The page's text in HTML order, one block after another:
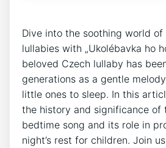
Dive into ​the⁢ soothing world
lullabies with „Ukolébavka ho
beloved Czech lullaby has
generations as a gentle
little⁢ ones to sleep. In this⁤
the ⁣history and significance of
bedtime song and its role in
night’s rest⁤ for children. Join